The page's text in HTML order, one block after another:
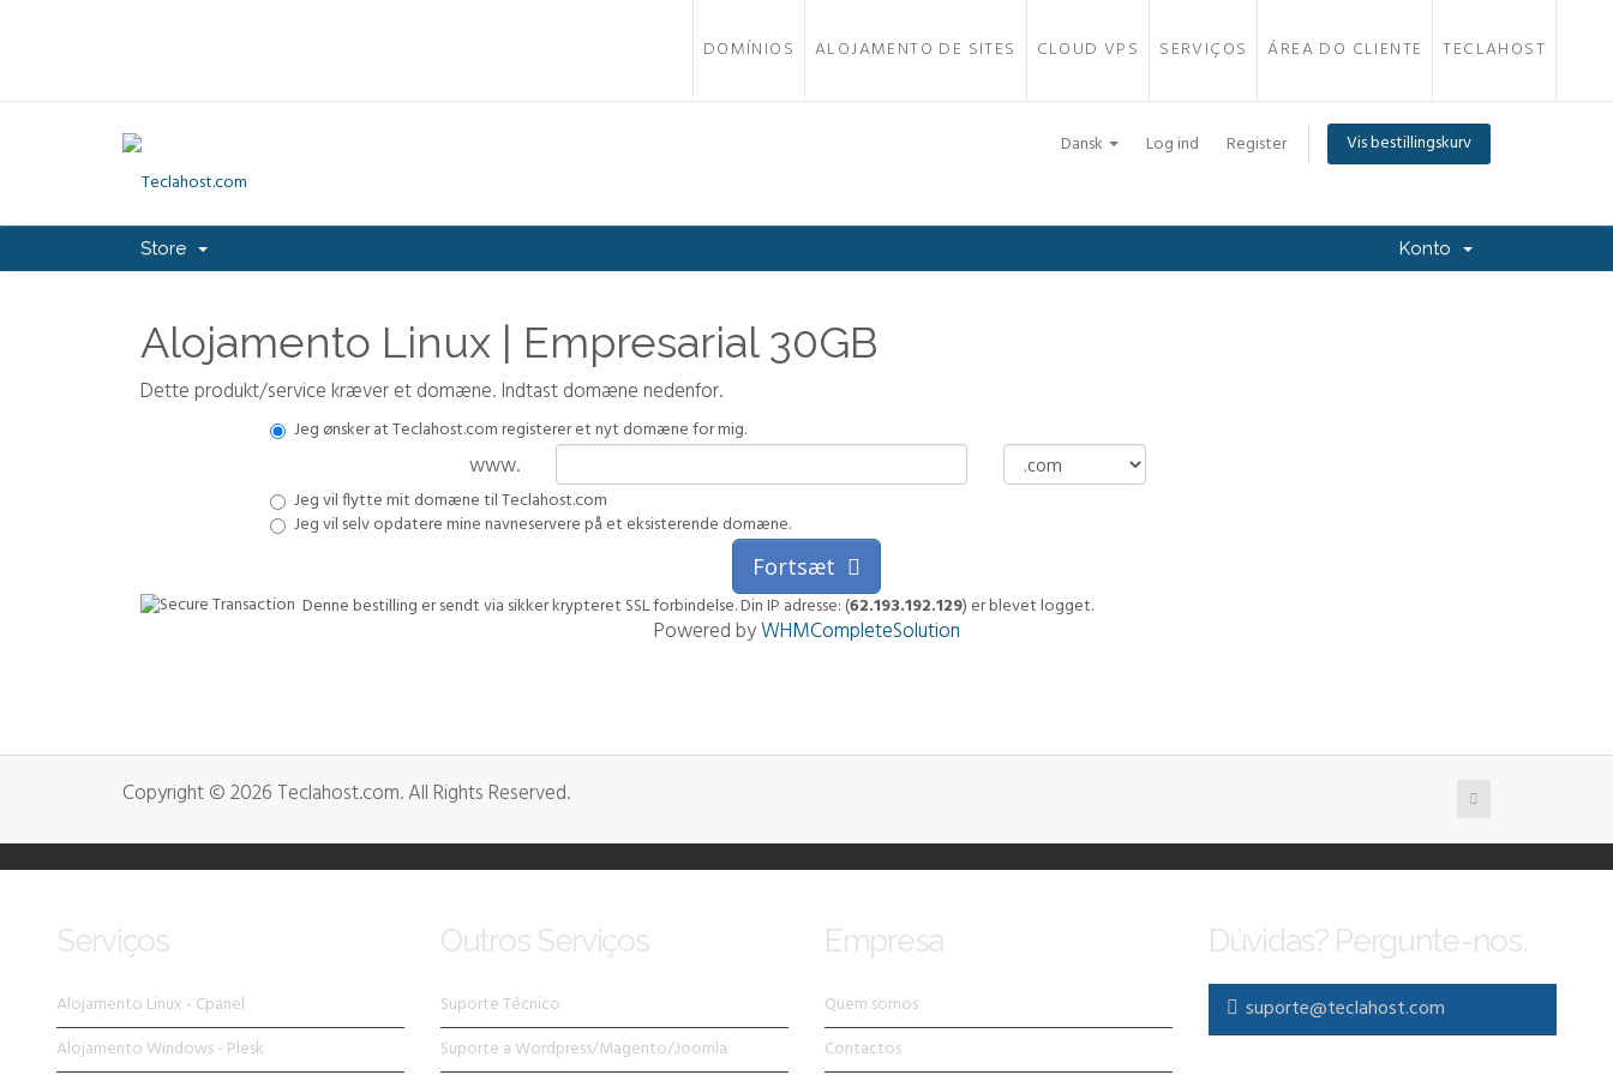
DOMÍNIOS ALOJAMENTO DE SITES CLOUD VPS SERVIÇOS ÁREA DO CLIENTE TECLAHOST
Dansk Log ind Register Vis bestillingskurv
Store Konto
Alojamento Linux | Empresarial 30GB
Dette produkt/service kræver et domæne. Indtast domæne nedenfor.
Jeg ønsker at Teclahost.com registerer et nyt domæne for mig.
www.
Jeg vil flytte mit domæne til Teclahost.com
Jeg vil selv opdatere mine navneservere på et eksisterende domæne.
Fortsæt
Denne bestilling er sendt via sikker krypteret SSL forbindelse. Din IP adresse: (62.193.192.129) er blevet logget.
Powered byWHMCompleteSolution
Copyright © 2026 Teclahost.com. All Rights Reserved.
Serviços
Alojamento Linux - Cpanel
Alojamento Windows - Plesk
Outros Serviços
Suporte Técnico
Suporte a Wordpress/Magento/Joomla
Empresa
Quem somos
Contactos
Dúvidas? Pergunte-nos.
suporte@teclahost.com